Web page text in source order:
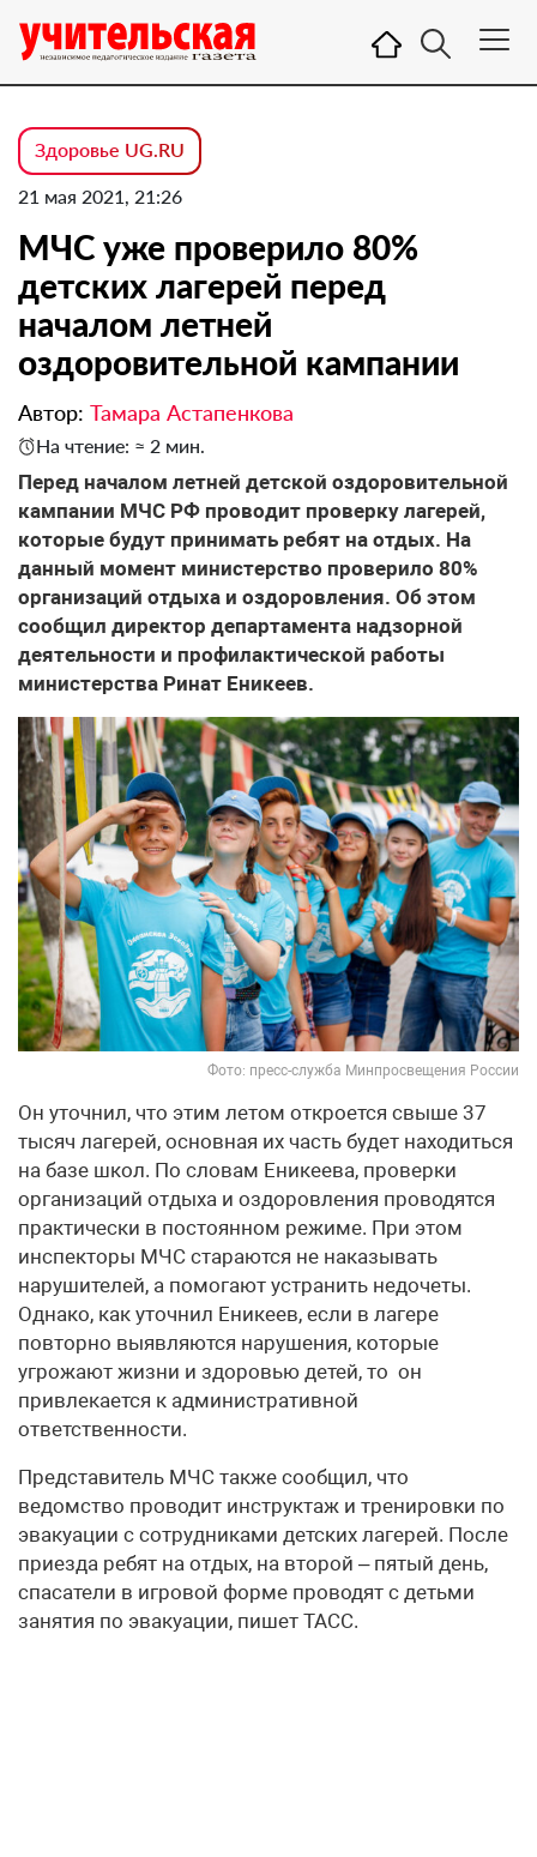
Здоровье UG.RU
21 мая 2021, 21:26
МЧС уже проверило 80%
детских лагерей перед
началом летней
оздоровительной кампании
Автор: Тамара Астапенкова
На чтение: ≈ 2 мин.
Перед началом летней детской оздоровительной
кампании МЧС РФ проводит проверку лагерей,
которые будут принимать ребят на отдых. На
данный момент министерство проверило 80%
организаций отдыха и оздоровления. Об этом
сообщил директор департамента надзорной
деятельности и профилактической работы
министерства Ринат Еникеев.
Фото: пресс-служба Минпросвещения России
Он уточнил, что этим летом откроется свыше 37
тысяч лагерей, основная их часть будет находиться
на базе школ. По словам Еникеева, проверки
организаций отдыха и оздоровления проводятся
практически в постоянном режиме. При этом
инспекторы МЧС стараются не наказывать
нарушителей, а помогают устранить недочеты.
Однако, как уточнил Еникеев, если в лагере
повторно выявляются нарушения, которые
угрожают жизни и здоровью детей, то он
привлекается к административной
ответственности.
Представитель МЧС также сообщил, что
ведомство проводит инструктаж и тренировки по
эвакуации с сотрудниками детских лагерей. После
приезда ребят на отдых, на второй – пятый день,
спасатели в игровой форме проводят с детьми
занятия по эвакуации, пишет ТАСС.